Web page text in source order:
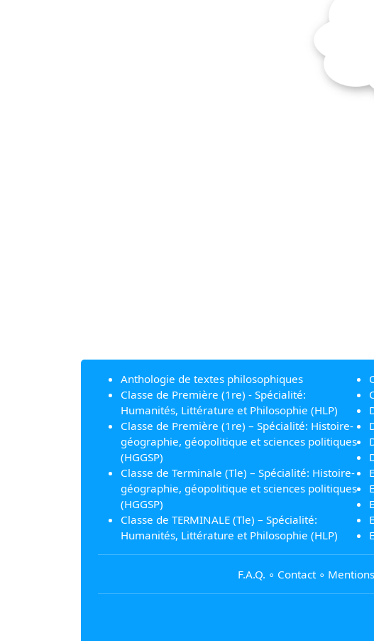
Anthologie de textes philosophiques
Classe de Première (1re) - Spécialité:
Humanités, Littérature et Philosophie (HLP)
Classe de Première (1re) – Spécialité: Histoire-
géographie, géopolitique et sciences politiques
(HGGSP)
Classe de Terminale (Tle) – Spécialité: Histoire-
géographie, géopolitique et sciences politiques
(HGGSP)
Classe de TERMINALE (Tle) – Spécialité:
Humanités, Littérature et Philosophie (HLP)
F.A.Q. ∘ Contact∘